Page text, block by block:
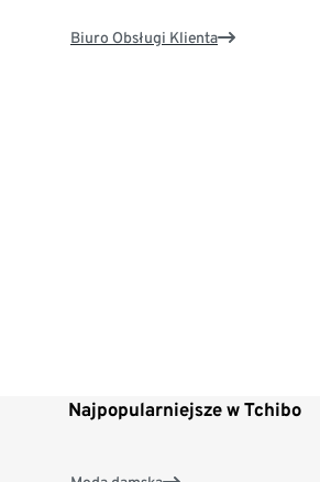
Biuro Obsługi Klienta
Najpopularniejsze w Tchibo